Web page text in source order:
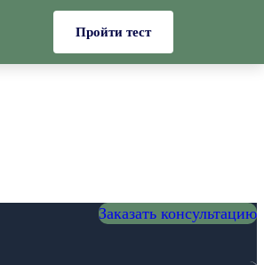
Заказать консультацию
Пройти тест